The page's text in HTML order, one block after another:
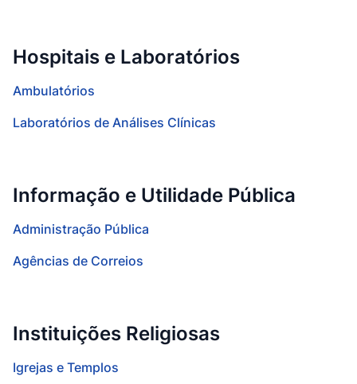
Hospitais e Laboratórios
Ambulatórios
Laboratórios de Análises Clínicas
Informação e Utilidade Pública
Administração Pública
Agências de Correios
Instituições Religiosas
Igrejas e Templos